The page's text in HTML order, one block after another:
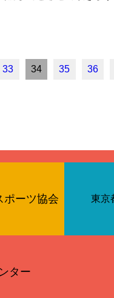
33 34 35 36
ポーツ協会 東京
ター